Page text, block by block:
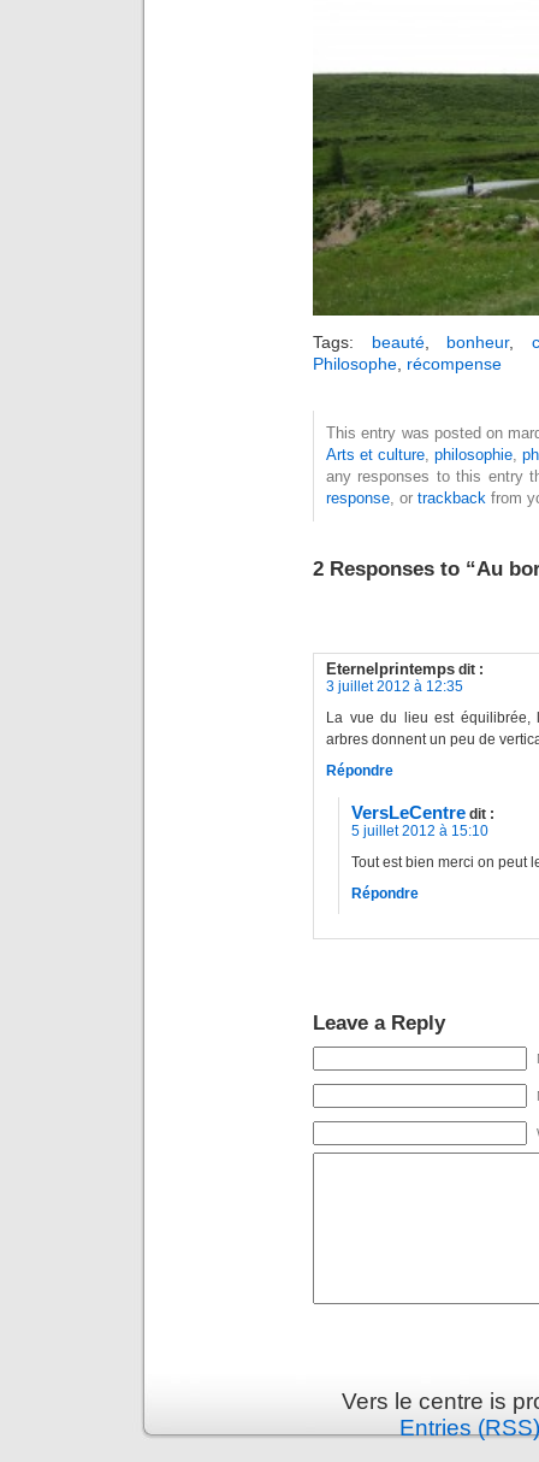
Tags: beauté, bonheur,
Philosophe récompense
This entry was posted on
Arts et culture, philosophie,
any responses to this entry
response, or trackback from
2 Responses to “Au
Eternelprintemps dit :
3 juillet 2012 à 12:35
La vue du lieu est équilibrée,
arbres donnent un peu de
Répondre
VersLeCentre dit :
5 juillet 2012 à 15:10
Tout est bien merci on peut
Répondre
Leave a Reply
Vers le centre is
Entries (RSS)